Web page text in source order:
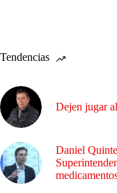
Tendencias
Dejen jugar
Daniel